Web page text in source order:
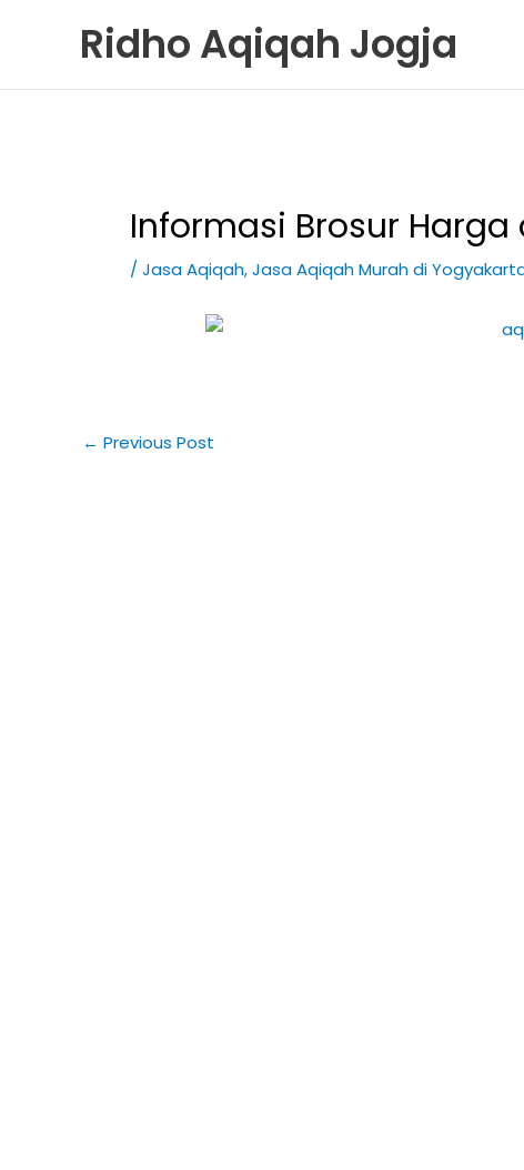
Ridho Aqiqah Jogja
Informasi Brosur
/ Jasa Aqiqah,Jasa Aqiqah Murah di
← Previous Post